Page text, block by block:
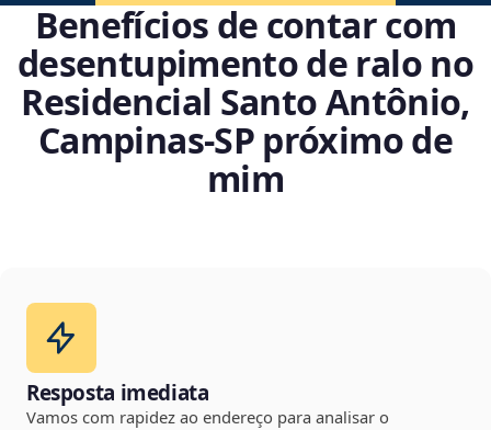
Benefícios de contar com
desentupimento de ralo no
Residencial Santo Antônio,
Campinas‑SP próximo de
mim
Resposta imediata
Vamos com rapidez ao endereço para analisar o